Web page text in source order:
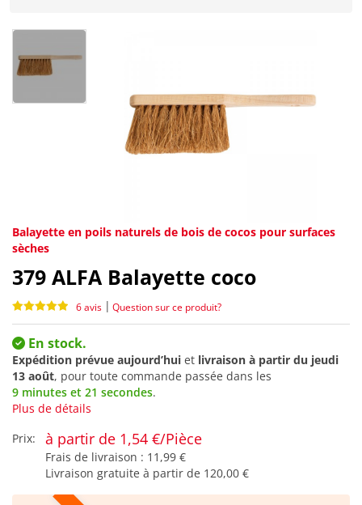
Balayette en poils naturels de bois de cocos pour surfaces
sèches
379 ALFA Balayette coco
6 avis | Question sur ce produit?
En stock.
Expédition prévue aujourd’hui et livraison à partir du jeudi
13 août, pour toute commande passée dans les
9 minutes et 21 secondes.
Plus de détails
Prix:
à partir de 1,54 €/Pièce
Frais de livraison : 11,99 €
Livraison gratuite à partir de 120,00 €